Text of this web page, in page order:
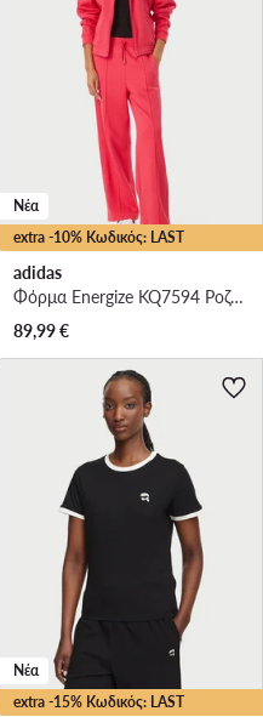
extra -10% Κωδικός: LAST
Νέα
adidas
Φόρμα Energize KQ7594 Ροζ Regular Fit
89,99€
extra -15% Κωδικός: LAST
Νέα